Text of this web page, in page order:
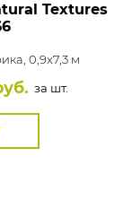
Textures
0,9x7,3 м
за шт.